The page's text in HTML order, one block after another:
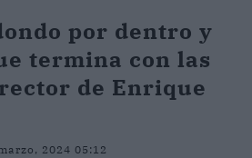
por dentro y
termina con las
de Enrique
2024 05:12